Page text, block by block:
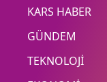
KARS HABER
GÜNDEM
TEKNOLOJİ